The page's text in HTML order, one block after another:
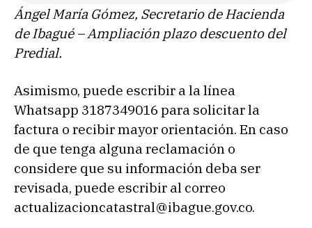
Ángel María Gómez, Secretario de Hacienda
de Ibagué – Ampliación plazo descuento del
Predial.
Asimismo, puede escribir a la línea
Whatsapp 3187349016 para solicitar la
factura o recibir mayor orientación. En caso
de que tenga alguna reclamación o
considere que su información deba ser
revisada, puede escribir al correo
actualizacioncatastral@ibague.gov.co.